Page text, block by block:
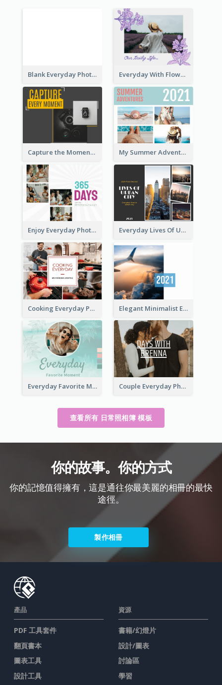
Blank Everyday Photo Book Everyday With Flowers Photo Book
Capture the Moment Everyday Photo Book My Summer Adventure Everyday Photo Book
Enjoy Everyday Photo Book Everyday Lives Of Urban Photo Book
Cooking Everyday Photo Book Elegant Minimalist Everyday Photo Book
Everyday Favorite Moment Photo Book Couple Everyday Photo Book
查看所有 日常照相簿 模板
你的故事。你的方式
你的記憶值得擁有，這是通往你最美麗的相冊的最快
途徑。
製作相冊
產品
PDF 工具套件
翻頁書本
圖表工具
設計工具
資源
書籍/幻燈片
設計/圖表
討論區
學習